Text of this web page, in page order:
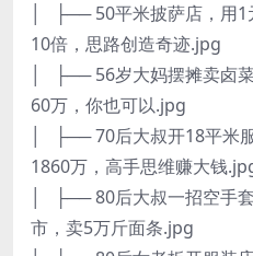
│ ├── 50平米披萨店，用
10倍，思路创造奇迹.jpg
│ ├── 56岁大妈摆摊卖卤
60万，你也可以.jpg
│ ├── 70后大叔开18平米
1860万，高手思维赚大钱
│ ├── 80后大叔一招空手
市，卖5万斤面条.jpg